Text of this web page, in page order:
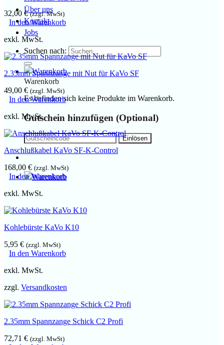
Über uns
Kontakt
Jobs
Suchen nach:
Warenkorb
Es befinden sich keine Produkte im Warenkorb.
Gutschein hinzufügen (Optional)
32,00 € (zzgl. MwSt)
In den Warenkorb
exkl. MwSt.
2.35mm Spannzange mit Nut für KaVo SF
49,00 € (zzgl. MwSt)
In den Warenkorb
exkl. MwSt.
Anschlußkabel KaVo SF-K-Control
168,00 € (zzgl. MwSt)
In den Warenkorb
exkl. MwSt.
Kohlebürste KaVo K10
5,95 € (zzgl. MwSt)
In den Warenkorb
exkl. MwSt.
zzgl. Versandkosten
2.35mm Spannzange Schick C2 Profi
72,71 € (zzgl. MwSt)